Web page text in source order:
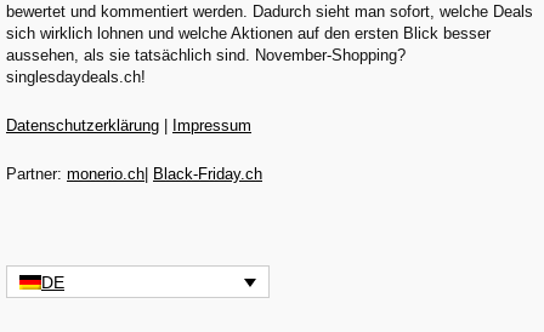
bewertet und kommentiert werden. Dadurch sieht man sofort, welche Deals
sich wirklich lohnen und welche Aktionen auf den ersten Blick besser
aussehen, als sie tatsächlich sind. November-Shopping?
singlesdaydeals.ch!
Datenschutzerklärung Impressum
Partner: monerio.ch Black-Friday.ch
DE